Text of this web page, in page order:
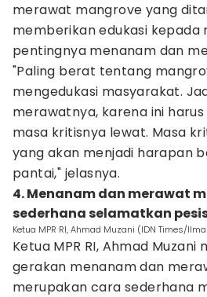
merawat mangrove yang
memberikan edukasi
pentingnya menanam dan
"Paling berat tentang
mengedukasi masyarakat.
merawatnya, karena ini
masa kritisnya lewat. Masa
yang akan menjadi harapan
pantai," jelasnya.
4. Menanam dan merawat
sederhana selamatkan
Ketua MPR RI, Ahmad Muzani (IDN Times/
Ketua MPR RI, Ahmad Muzani
gerakan menanam dan
merupakan cara sederhana